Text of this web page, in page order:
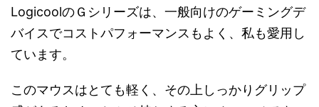
LogicoolのＧシリーズは、一般向けのゲーミングデ
バイスでコストパフォーマンスもよく、私も愛用し
ています。
このマウスはとても軽く、その上しっかりグリップ